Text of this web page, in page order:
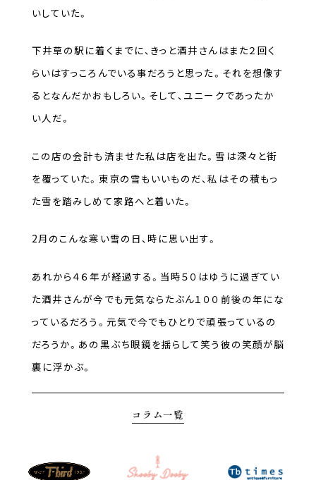
いしていた。
下井草の駅に着くまでに、きっと酒井さんはまた２回く
らいはすっころんでいる事だろうと思った。それを想像す
るとなんだかおもしろい。そして、ユニークであったか
い人だ。
この店の会計も済ませた私は店を出た。雪は深々と街
を覆っていた。東京の雪もいいものだ、私はその積もっ
た雪を踏みしめて家路へと着いた。
2月のこんな寒い雪の日、時に思い出す。
あれから４６年が経過する。当時５０はゆうに過ぎてい
た酒井さんが今でも元気ならたぶん１００前後の年にな
っているだろう。元気で今でもひとりで頑張っているの
だろうか。あの黒ぶち眼鏡を揺らして笑う彼の笑顔が脳
裏に浮かぶ。
コラム一覧